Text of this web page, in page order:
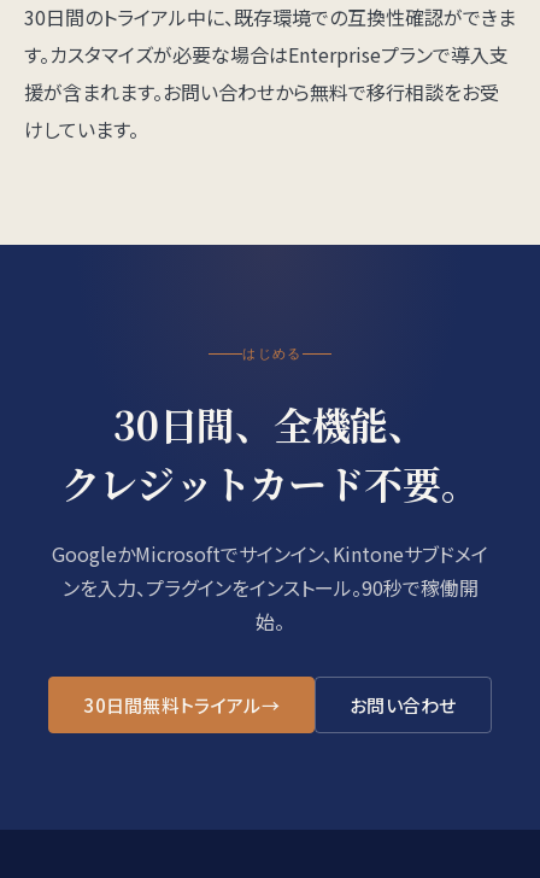
30日間のトライアル中に、既存環境での互換性確認ができま
す。カスタマイズが必要な場合はEnterpriseプランで導入支
援が含まれます。お問い合わせから無料で移行相談をお受
けしています。
はじめる
30日間、全機能、
クレジットカード不要。
GoogleかMicrosoftでサインイン、Kintoneサブドメイ
ンを入力、プラグインをインストール。90秒で稼働開
始。
30日間無料トライアル→ お問い合わせ